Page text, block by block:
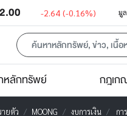
-2.64 (-0.16%) มู
หลักทรัพย์ กฎเก
ยตัว MOONG งบการเงิน กา